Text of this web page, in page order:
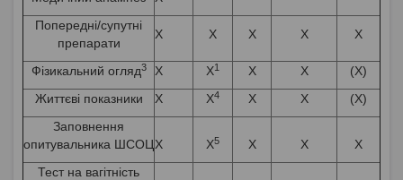
Попередні/супутні
препарати
X X X X X
Фізикальний огляд3 X X1 X X
(X)
Життєві показники
X X4 X X
(X)
Заповнення
опитувальника ШСОЦX X5 X X
X
Тест на вагітність